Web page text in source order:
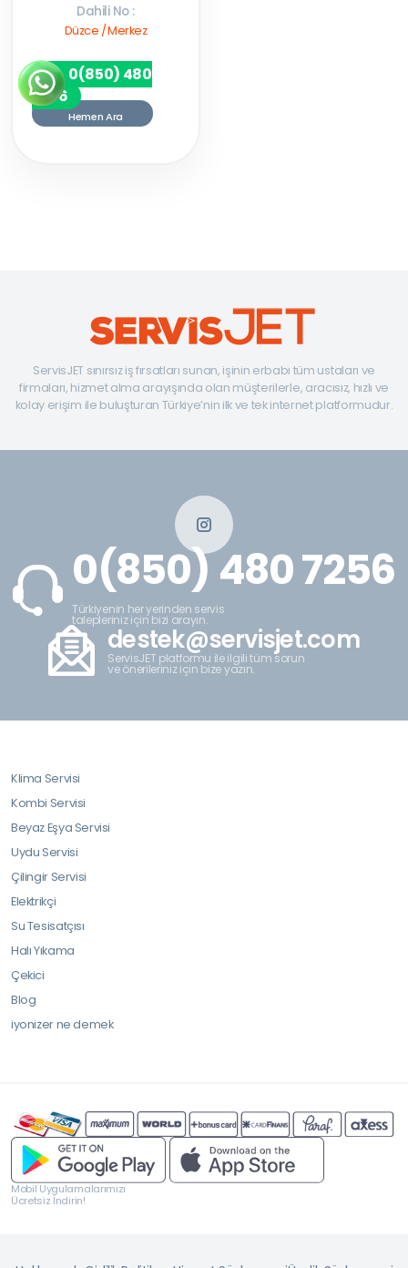
Dahili No :
Düzce / Merkez
0(850) 480
7256
Hemen Ara
ServisJET sınırsız iş fırsatları sunan, işinin erbabı tüm ustaları ve
firmaları, hizmet alma arayışında olan müşterilerle, aracısız, hızlı ve
kolay erişim ile buluşturan Türkiye’nin ilk ve tek internet platformudur.
0(850) 480 7256
Türkiyenin her yerinden servis
talepleriniz için bizi arayın.
destek@servisjet.com
ServisJET platformu ile ilgili tüm sorun
ve önerileriniz için bize yazın.
Klima Servisi
Kombi Servisi
Beyaz Eşya Servisi
Uydu Servisi
Çilingir Servisi
Elektrikçi
Su Tesisatçısı
Halı Yıkama
Çekici
Blog
iyonizer ne demek
Mobil Uygulamalarımızı
Ücretsiz İndirin!